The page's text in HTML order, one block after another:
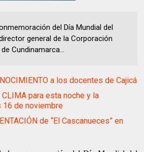
del Día Mundial del
general de la Corporación
Cundinamarca...
a los docentes de Cajicá
CLIMA para esta noche y la
16 de noviembre
de “El Cascanueces” en